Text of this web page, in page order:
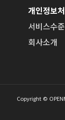
개인정보
서비스수
회사소개
Copyright ©